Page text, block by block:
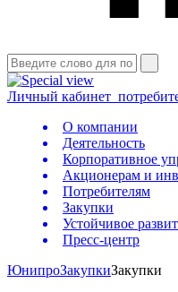
Личный кабинет
О компании
Деятельность
Корпоративное
Акционерам и
Потребителям
Закупки
Устойчивое
Пресс-центр
ЮнипроЗакупкиЗакупки